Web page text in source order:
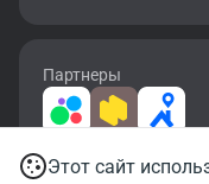
Партнеры
2026 © OF.RU | Все
Этот сайт